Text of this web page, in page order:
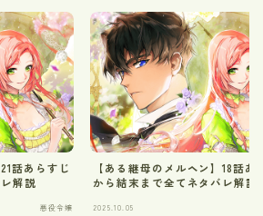
話あらすじ
解説
悪役令嬢
【ある継母のメルヘン】18話あ
から結末まで全てネタバレ解説
2025.10.05